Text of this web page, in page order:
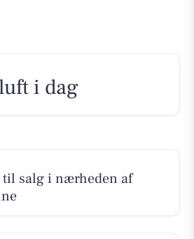
i dag
til salg i nærheden af